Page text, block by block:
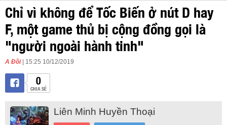
Chỉ vì không để Tốc Biến ở nút D hay
F, một game thủ bị cộng đồng gọi là
"người ngoài hành tinh"
A Đồi | 15:25 10/12/2019
0
CHIA SẺ
Liên Minh Huyền Thoại